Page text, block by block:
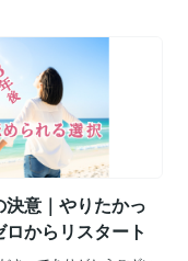
要なものは何かな？と自
し、身軽になってスター
なメッセージを秘めてい
は牡羊座の月と天秤座の
が厳しい角度をとってい
、特に家族や近しい間柄
係でぶつかることがある
でも、それは甘えからく
う一度、離れて広い視点
りお互いの大切さを再認
係でリスタートしていく
。双子座の木星と満月が
決意｜やりたかっ
からリスタート